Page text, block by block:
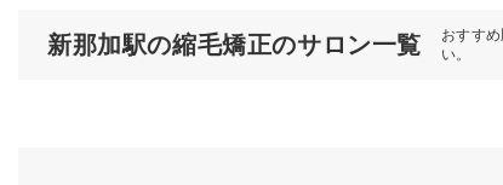
新那加駅の縮毛矯正のサロン一覧
おすす
い。